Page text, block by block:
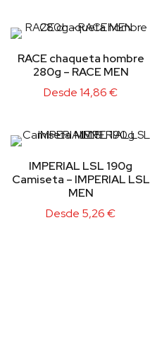
RACE chaqueta hombre
280g – RACE MEN
Desde14,86€
IMPERIAL LSL 190g
Camiseta – IMPERIAL LSL
MEN
Desde 5,26€